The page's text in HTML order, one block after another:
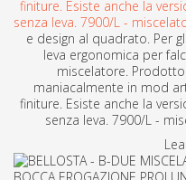
finiture. Esiste anche la
senza leva. 7900/L -
e design al quadrato. Per
leva ergonomica per
miscelatore.
maniacalmente in mod
finiture. Esiste anche la
senza leva. 7900/L -